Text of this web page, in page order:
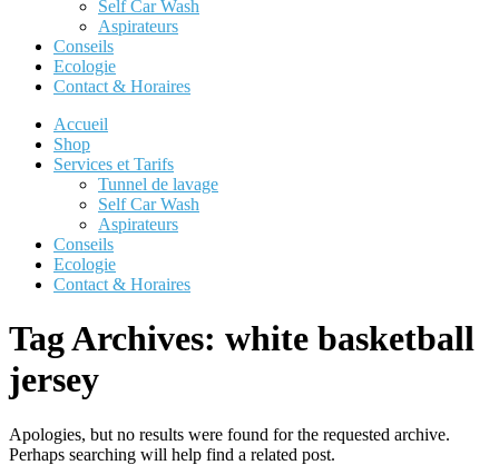
Self Car Wash
Aspirateurs
Conseils
Ecologie
Contact & Horaires
Accueil
Shop
Services et Tarifs
Tunnel de lavage
Self Car Wash
Aspirateurs
Conseils
Ecologie
Contact & Horaires
Tag Archives: white basketball
jersey
Apologies, but no results were found for the requested archive.
Perhaps searching will help find a related post.